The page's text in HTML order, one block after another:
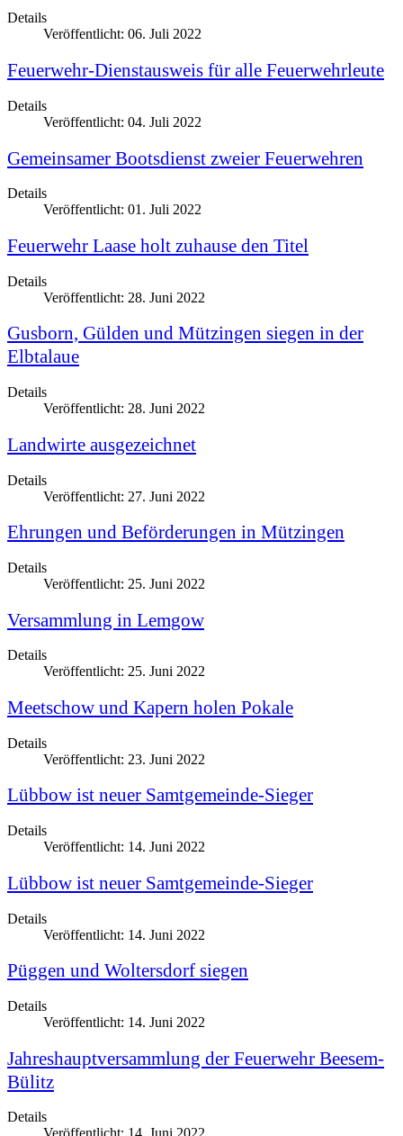
Details
Veröffentlicht: 06. Juli 2022
Feuerwehr-Dienstausweis für alle Feuerwehrleute
Details
Veröffentlicht: 04. Juli 2022
Gemeinsamer Bootsdienst zweier Feuerwehren
Details
Veröffentlicht: 01. Juli 2022
Feuerwehr Laase holt zuhause den Titel
Details
Veröffentlicht: 28. Juni 2022
Gusborn, Gülden und Mützingen siegen in der
Elbtalaue
Details
Veröffentlicht: 28. Juni 2022
Landwirte ausgezeichnet
Details
Veröffentlicht: 27. Juni 2022
Ehrungen und Beförderungen in Mützingen
Details
Veröffentlicht: 25. Juni 2022
Versammlung in Lemgow
Details
Veröffentlicht: 25. Juni 2022
Meetschow und Kapern holen Pokale
Details
Veröffentlicht: 23. Juni 2022
Lübbow ist neuer Samtgemeinde-Sieger
Details
Veröffentlicht: 14. Juni 2022
Lübbow ist neuer Samtgemeinde-Sieger
Details
Veröffentlicht: 14. Juni 2022
Püggen und Woltersdorf siegen
Details
Veröffentlicht: 14. Juni 2022
Jahreshauptversammlung der Feuerwehr Beesem-
Bülitz
Details